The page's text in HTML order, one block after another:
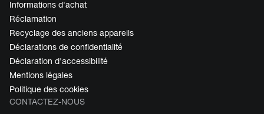
Informations d'achat
Réclamation
Recyclage des anciens appareils
Déclarations de confidentialité
Déclaration d'accessibilité
Mentions légales
Politique des cookies
CONTACTEZ-NOUS